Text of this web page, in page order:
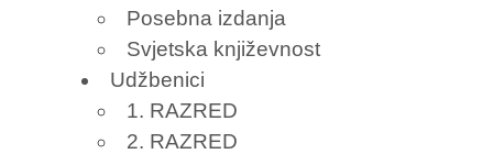
Posebna izdanja
Svjetska književnost
Udžbenici
1. RAZRED
2. RAZRED